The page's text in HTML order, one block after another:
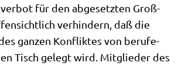
für den abge­setz­ten Groß­
ver­hin­dern, daß die
gan­zen Kon­flik­tes von beru­fe­
Tisch gelegt wird. Mit­glie­der des